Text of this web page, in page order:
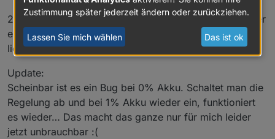
2 Tage hatte es problemlos funktioniert. Heute macht er
es schon wieder. Akku bei 0% und er speist 300 Watt
lieber ins Netz als in den Akku. :/
Update:
Scheinbar ist es ein Bug bei 0% Akku. Schaltet man die
Regelung ab und bei 1% Akku wieder ein, funktioniert
es wieder… Das macht das ganze nur für mich leider
jetzt unbrauchbar :(
Zustimmung später jederzeit ändern oder zurückziehen.
Lassen Sie mich wählen Das ist ok